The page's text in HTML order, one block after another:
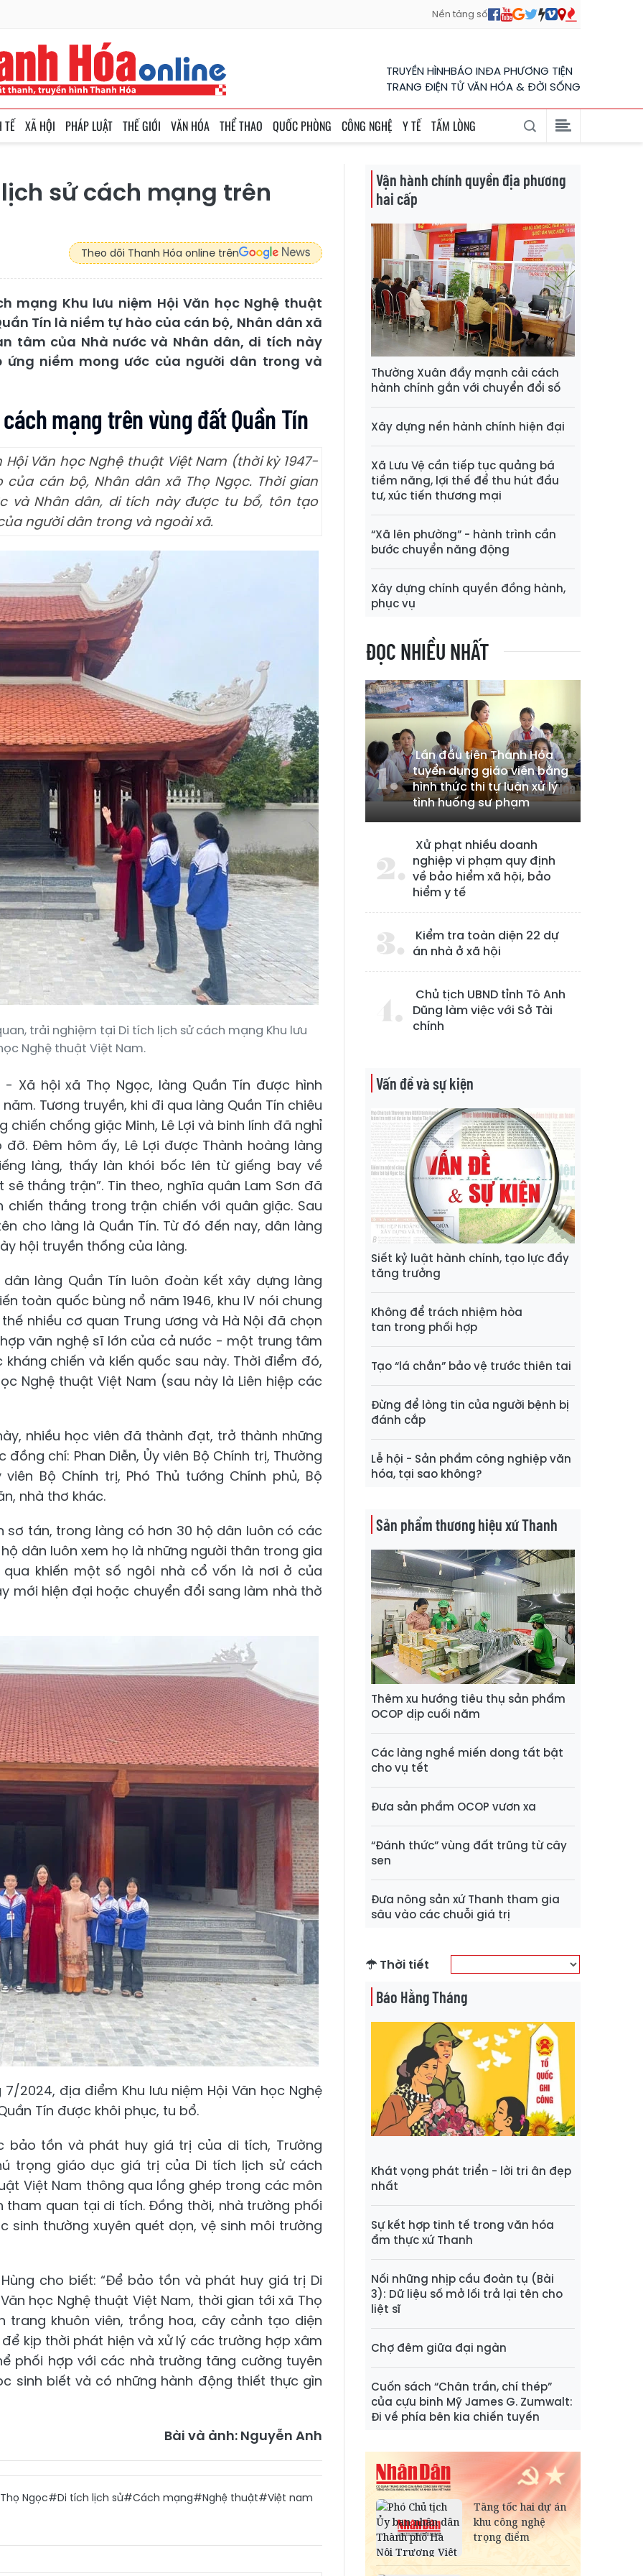
Nền tảng số
TRUYỀN HÌNHBÁO INĐA PHƯƠNG TIỆN
TRANG ĐIỆN TỬ VĂN HÓA & ĐỜI SỐNG
TẾ XÃ HỘI PHÁP LUẬT THẾ GIỚI VĂN HÓA THỂ THAO QUỐC PHÒNG CÔNG NGHỆ Y TẾ TẤM LÒNG
sử cách mạng trên
Theo dõi Thanh Hóa online trên
mạng Khu lưu niệm Hội Văn học Nghệ thuật
Tín là niềm tự hào của cán bộ, Nhân dân xã
tâm của Nhà nước và Nhân dân, di tích này
niềm mong ước của người dân trong và
mạng trên vùng đất Quần Tín
Văn học Nghệ thuật Việt Nam (thời kỳ 1947-
cán bộ, Nhân dân xã Thọ Ngọc. Thời gian
và Nhân dân, di tích này được tu bổ, tôn tạo
người dân trong và ngoài xã.
trải nghiệm tại Di tích lịch sử cách mạng Khu lưu
Nghệ thuật Việt Nam.
Xã hội xã Thọ Ngọc, làng Quần Tín được hình
Tương truyền, khi đi qua làng Quần Tín chiêu
chống giặc Minh, Lê Lợi và binh lính đã nghỉ
Đêm hôm ấy, Lê Lợi được Thành hoàng làng
làng, thấy làn khói bốc lên từ giếng bay về
thắng trận”. Tin theo, nghĩa quân Lam Sơn đã
thắng trong trận chiến với quân giặc. Sau
cho làng là Quần Tín. Từ đó đến nay, dân làng
hội truyền thống của làng.
làng Quần Tín luôn đoàn kết xây dựng làng
toàn quốc bùng nổ năm 1946, khu IV nói chung
nhiều cơ quan Trung ương và Hà Nội đã chọn
văn nghệ sĩ lớn của cả nước - một trung tâm
chiến và kiến quốc sau này. Thời điểm đó,
Nghệ thuật Việt Nam (sau này là Liên hiệp các
nhiều học viên đã thành đạt, trở thành những
chí: Phan Diễn, Ủy viên Bộ Chính trị, Thường
Bộ Chính trị, Phó Thủ tướng Chính phủ, Bộ
nhà thơ khác.
sơ tán, trong làng có hơn 30 hộ dân luôn có các
dân luôn xem họ là những người thân trong gia
khiến một số ngôi nhà cổ vốn là nơi ở của
mới hiện đại hoặc chuyển đổi sang làm nhà thờ
2024, địa điểm Khu lưu niệm Hội Văn học Nghệ
Tín được khôi phục, tu bổ.
bảo tồn và phát huy giá trị của di tích, Trường
trọng giáo dục giá trị của Di tích lịch sử cách
Việt Nam thông qua lồng ghép trong các môn
quan tại di tích. Đồng thời, nhà trường phối
sinh thường xuyên quét dọn, vệ sinh môi trường
Hùng cho biết: “Để bảo tồn và phát huy giá trị Di
học Nghệ thuật Việt Nam, thời gian tới xã Thọ
trang khuôn viên, trồng hoa, cây cảnh tạo diện
kịp thời phát hiện và xử lý các trường hợp xâm
phối hợp với các nhà trường tăng cường tuyên
sinh biết và có những hành động thiết thực gìn
Bài và ảnh: Nguyễn Anh
Ngọc#Di tích lịch sử#Cách mạng#Nghệ thuật#Việt nam
Vận hành chính quyền địa phương
hai cấp
Thường Xuân đẩy mạnh cải cách
hành chính gắn với chuyển đổi số
Xây dựng nền hành chính hiện đại
Xã Lưu Vệ cần tiếp tục quảng bá
tiềm năng, lợi thế để thu hút đầu
tư, xúc tiến thương mại
“Xã lên phường” - hành trình cần
bước chuyển năng động
Xây dựng chính quyền đồng hành,
phục vụ
ĐỌC NHIỀU NHẤT
Lần đầu tiên Thanh Hóa
tuyển dụng giáo viên bằng
hình thức thi tự luận xử lý
tình huống sư phạm
Xử phạt nhiều doanh
nghiệp vi phạm quy định
về bảo hiểm xã hội, bảo
hiểm y tế
Kiểm tra toàn diện 22 dự
án nhà ở xã hội
Chủ tịch UBND tỉnh Tô Anh
Dũng làm việc với Sở Tài
chính
Vấn đề và sự kiện
Siết kỷ luật hành chính, tạo lực đẩy
tăng trưởng
Không để trách nhiệm hòa
tan trong phối hợp
Tạo “lá chắn” bảo vệ trước thiên tai
Đừng để lòng tin của người bệnh bị
đánh cắp
Lễ hội - Sản phẩm công nghiệp văn
hóa, tại sao không?
Sản phẩm thương hiệu xứ Thanh
Thêm xu hướng tiêu thụ sản phẩm
OCOP dịp cuối năm
Các làng nghề miến dong tất bật
cho vụ tết
Đưa sản phẩm OCOP vươn xa
“Đánh thức” vùng đất trũng từ cây
sen
Đưa nông sản xứ Thanh tham gia
sâu vào các chuỗi giá trị
Thời tiết
Báo Hằng Tháng
Khát vọng phát triển - lời tri ân đẹp
nhất
Sự kết hợp tinh tế trong văn hóa
ẩm thực xứ Thanh
Nối những nhịp cầu đoàn tụ (Bài
3): Dữ liệu số mở lối trả lại tên cho
liệt sĩ
Chợ đêm giữa đại ngàn
Cuốn sách “Chân trần, chí thép”
của cựu binh Mỹ James G. Zumwalt:
Đi về phía bên kia chiến tuyến